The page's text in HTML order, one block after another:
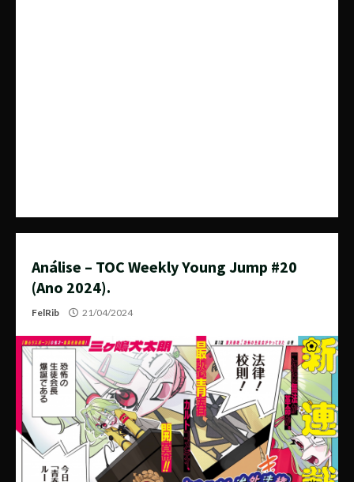
Análise – TOC Weekly Young Jump #20
(Ano 2024).
FelRib 21/04/2024